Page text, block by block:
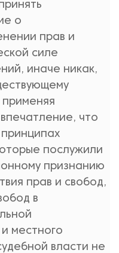
о
прав и
силе
иначе никак,
что
послужили
признанию
прав и свобод,
в
местного
власти не